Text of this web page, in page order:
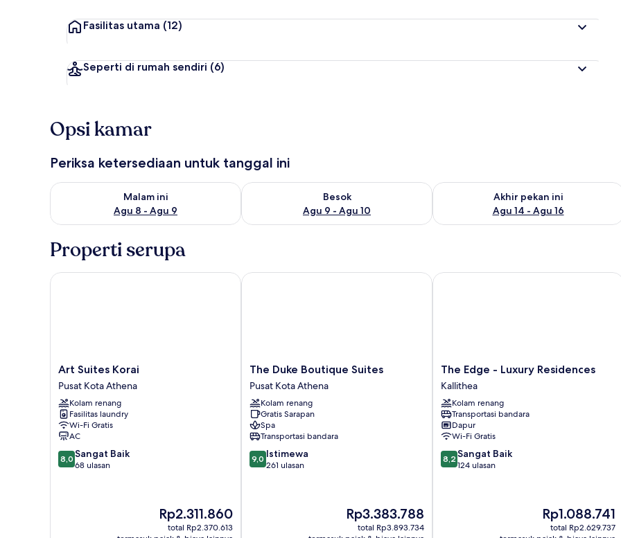
Fasilitas utama (12)
Seperti di rumah sendiri (6)
Opsi kamar
Periksa ketersediaan untuk tanggal ini
Malam ini
Agu 8 - Agu 9
Periksa ketersediaan untuk malam ini Agu 8 - Agu 9
Besok
Agu 9 - Agu 10
Periksa ketersediaan untuk besok Agu 9 - Agu 10
Akhir pekan ini
Agu 14 - Agu 16
Periksa ketersediaan untuk akhir
Properti serupa
Art
Suites
Korai
Pusat
Kota
Athena
Art Suites Korai
Pusat Kota Athena
Kolam renang
Fasilitas laundry
Wi-Fi Gratis
AC
8.0
dari
8,0 Sangat Baik
68 ulasan
Harga
sekarang
Rp2.311.860
total Rp2.370.613
Art Suites Korai
The
Duke
Boutique
Suites
Pusat
Kota
Athena
The Duke Boutique Suites
Pusat Kota Athena
Kolam renang
Gratis Sarapan
Spa
Transportasi bandara
9.0
dari
9,0 Istimewa
261 ulasan
Harga
sekarang
Rp3.383.788
total Rp3.893.734
The Duke Boutique Suites
The
Edge
-
Luxury
Residences
Kallithea
The Edge - Luxury Residences
Kallithea
Kolam renang
Transportasi bandara
Dapur
Wi-Fi Gratis
8.2
dari
8,2 Sangat Baik
124 ulasan
Harga
sekarang
Rp1.088.741
total Rp2.629.737
The Edge - Luxury Residences